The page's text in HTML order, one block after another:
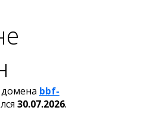
bbf-
30.07.2026.